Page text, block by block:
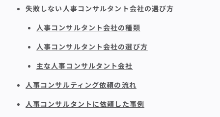
失敗しない人事コンサルタント会社の選び方
人事コンサルタント会社の種類
人事コンサルタント会社の選び方
主な人事コンサルタント会社
人事コンサルティング依頼の流れ
人事コンサルタントに依頼した事例